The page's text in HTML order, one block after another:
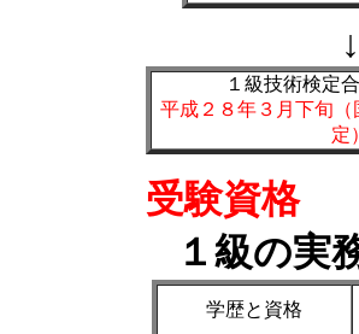
↓
１級技術検定
平成２８年３月下旬
定）
受験資格
１級の実
学歴と資格